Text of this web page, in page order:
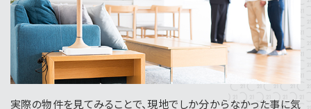
実際の物件を見てみることで、現地でしか分からなかった事に気